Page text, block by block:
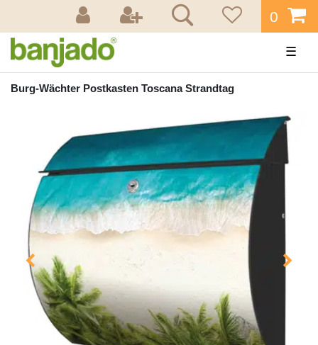
0
☰
Burg-Wächter Postkasten Toscana Strandtag